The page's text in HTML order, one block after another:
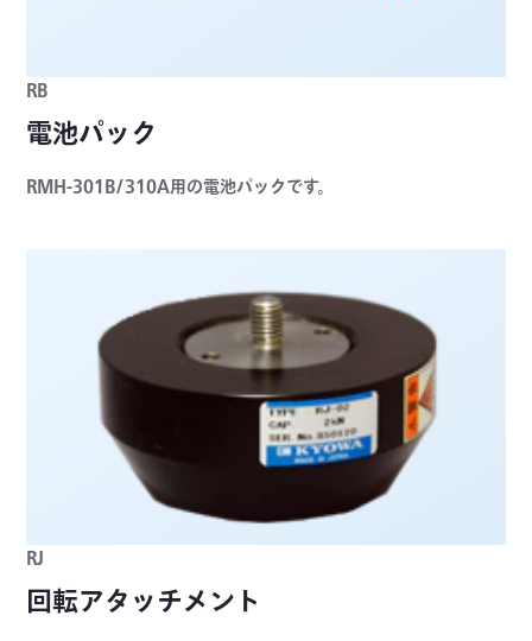
RB
電池パック
RMH-301B/310A用の電池パックです。
RJ
回転アタッチメント